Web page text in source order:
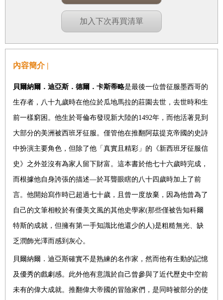
加入下次再買清單
內容簡介 |
貝爾納爾．迪亞斯．德爾．卡斯蒂略是最後一位曾征服墨西哥的
生存者，八十九歲時在他位於瓜地馬拉的莊園去世，去世時和生
前一樣窮困。他生於哥倫布發現新大陸的1492年，而他活著見到
大部分的美洲被西班牙征服。僅管他在推翻阿茲提克帝國的史詩
中扮演主要角色，但除了他「真實且精彩」的《新西班牙征服信
史》之外並沒有為家人留下財富。這本書於他七十六歲時完成，
而根據他自身誇張的描述—於耳聾眼瞎的八十四歲時加上了前
言。他開始寫作時已超過七十歲，且曾一度放棄，因為他曾為了
自己的文筆相較於有優美文風的其他史學家(那些僅被告知科爾
特斯的成就，但擁有第一手知識比他還少的人 )是粗糙無光、缺
乏潤飾光澤而感到灰心。
貝爾納爾．迪亞斯確實不是熟練的名作家，然而他有生動的記憶
及優秀的戲劇感。此外他有意識於自己曾參與了近代歷史中空前
未有的偉大成就。推翻偉大帝國的冒險家們，是同時被部分的使